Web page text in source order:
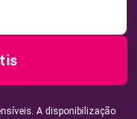
A disponibilização